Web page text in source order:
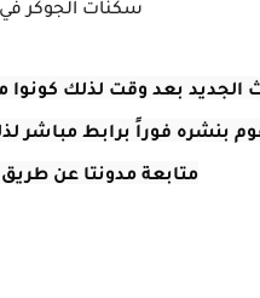
سكنات الجوكر
الجديد بعد وقت لذلك كونوا
متابعة مدونتا عن طريق